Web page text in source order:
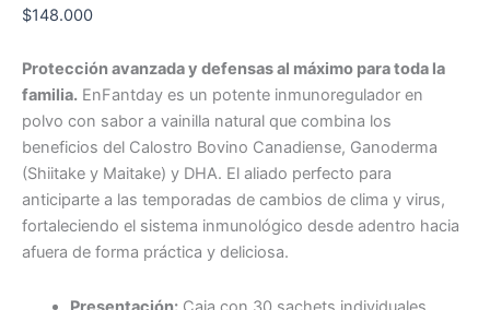
$148.000
Protección avanzada y defensas al máximo para toda la
familia. EnFantday es un potente inmunoregulador en
polvo con sabor a vainilla natural que combina los
beneficios del Calostro Bovino Canadiense, Ganoderma
(Shiitake y Maitake) y DHA. El aliado perfecto para
anticiparte a las temporadas de cambios de clima y virus,
fortaleciendo el sistema inmunológico desde adentro hacia
afuera de forma práctica y deliciosa.